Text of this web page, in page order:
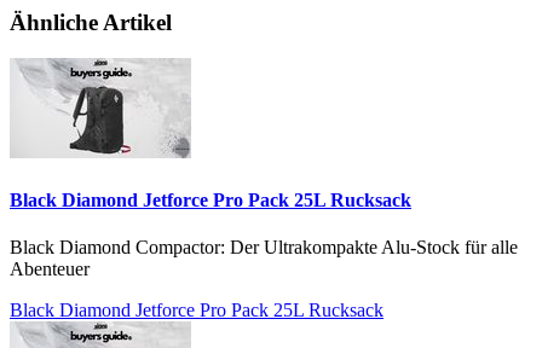
Ähnliche Artikel
Black Diamond Jetforce Pro Pack 25L Rucksack
Black Diamond Compactor: Der Ultrakompakte Alu-Stock für alle
Abenteuer
Black Diamond Jetforce Pro Pack 25L Rucksack